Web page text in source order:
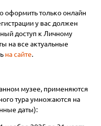
оформить только онлайн
у вас должен
доступ к Личному
на все актуальные
на сайте.
музее, применяются
тура умножаются на
даты):